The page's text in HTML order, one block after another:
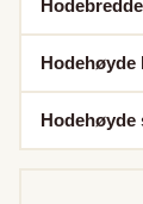
Hodehøyde
Hodehøyde